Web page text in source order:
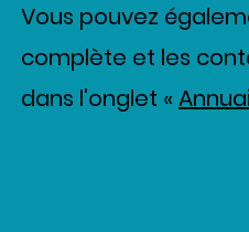
Vous pouvez
complète et les
dans l'onglet «